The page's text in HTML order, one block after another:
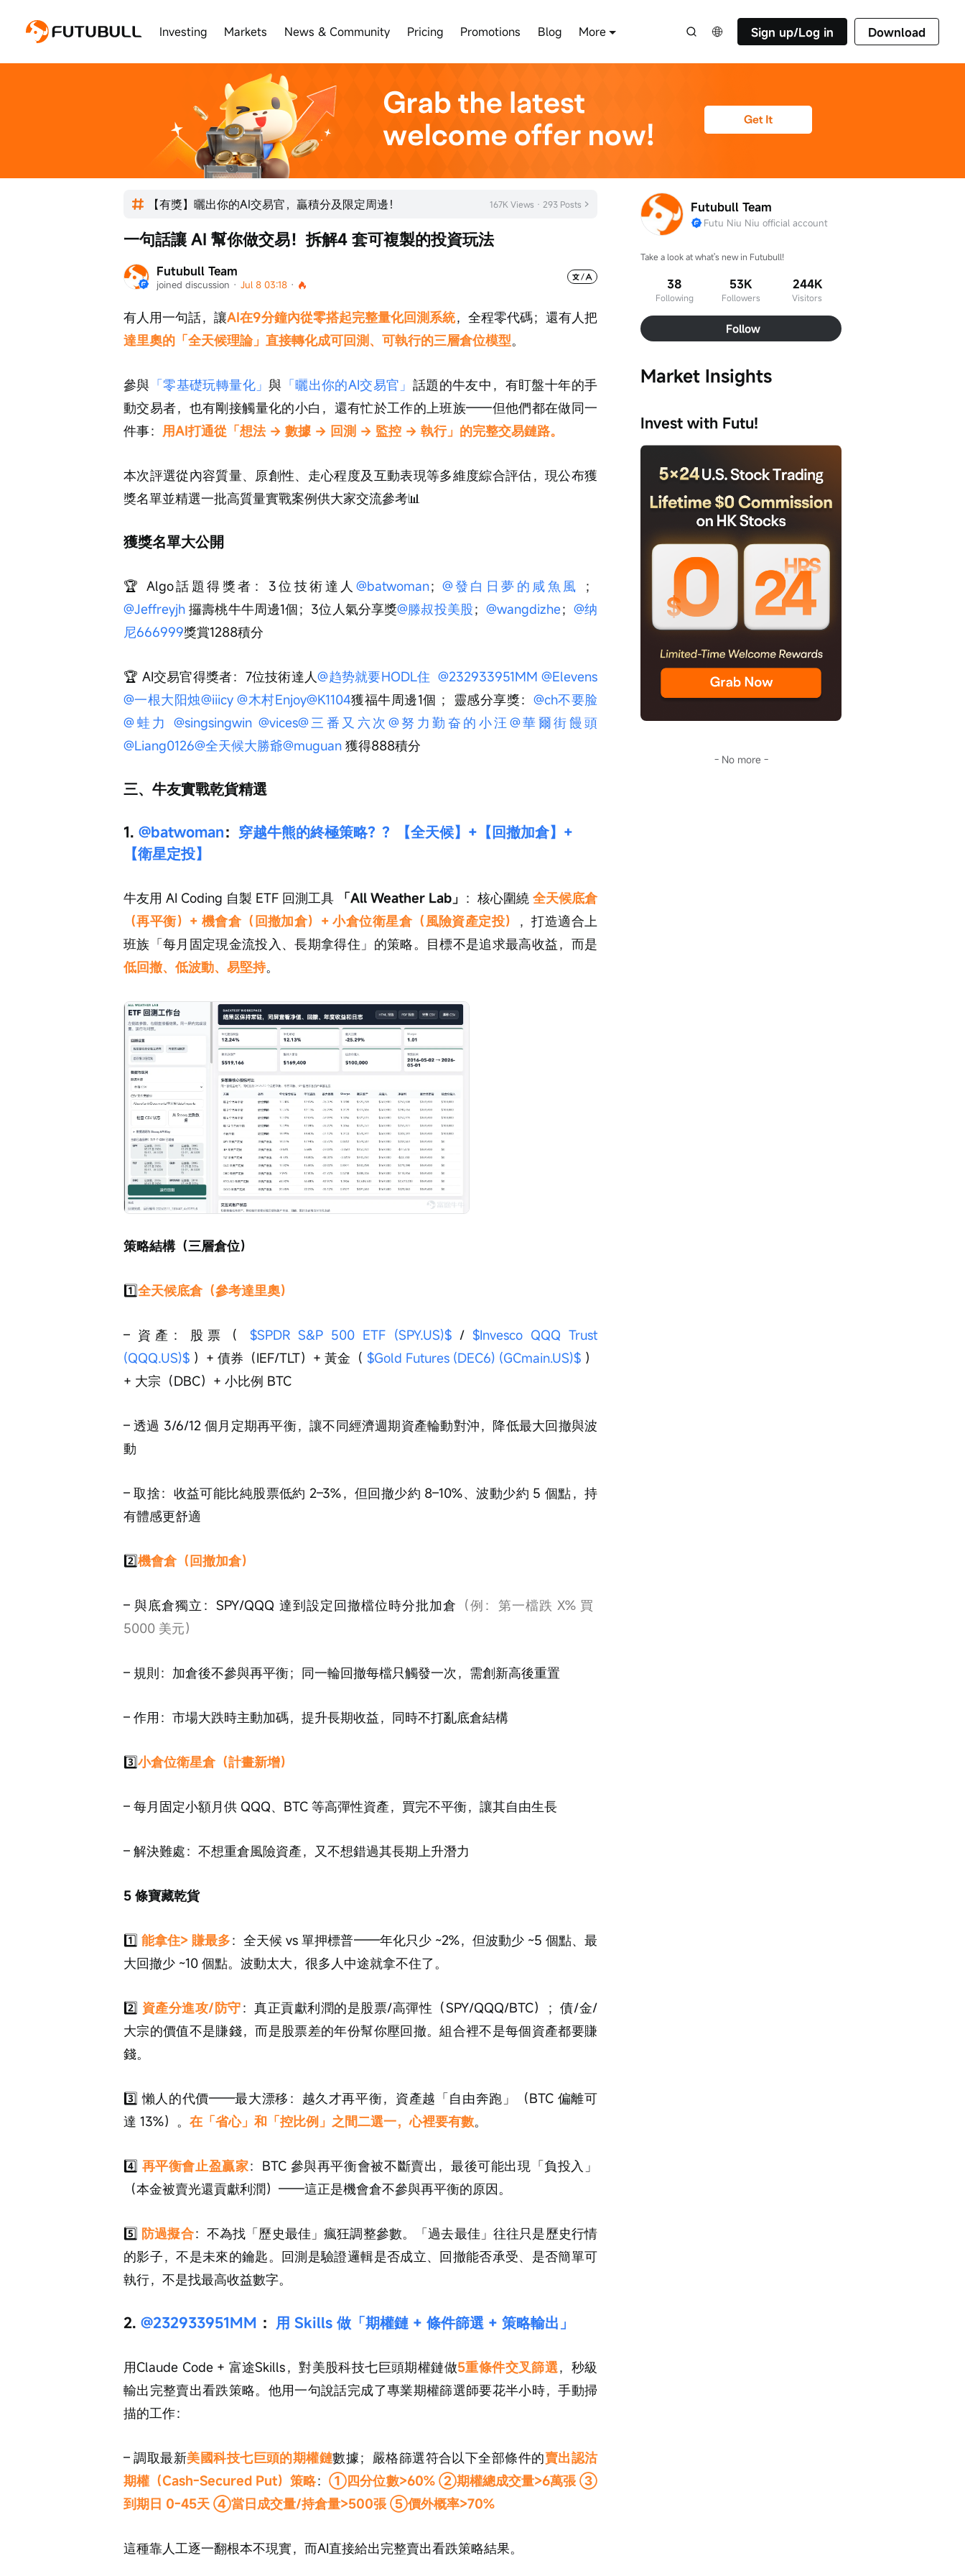
Investing Markets News & Community Pricing Promotions Blog More Sign up/Log in Download
【有獎】曬出你的AI交易官，贏積分及限定周邊！ 167K Views · 293 Posts
Futubull Team
joined discussion · Jul 8 03:18 ·
一句話讓 AI 幫你做交易！拆解4 套可複製的投資玩法
有人用一句話，讓AI在9分鐘內從零搭起完整量化回測系統，全程零代碼；還有人把
達里奧的「全天候理論」直接轉化成可回測、可執行的三層倉位模型。
參與 「零基礎玩轉量化」與 「曬出你的AI交易官」 話題的牛友中，有盯盤十年的手
動交易者，也有剛接觸量化的小白，還有忙於工作的上班族——但他們都在做同一
件事： 用AI打通從「想法 → 數據 → 回測 → 監控 → 執行」的完整交易鏈路。
本次評選從內容質量、原創性、走心程度及互動表現等多維度綜合評估，現公布獲
獎名單並精選一批高質量實戰案例供大家交流參考📊
獲獎名單大公開
🏆 Algo話題得獎者：3位技術達人 @batwoman； @發白日夢的咸魚風
；
@Jeffreyjh 攞壽桃牛牛周邊1個；3位人氣分享獎@滕叔投美股； @wangdizhe； @纳
尼666999獎賞1288積分
🏆 AI交易官得獎者：7位技術達人@趋势就要HODL住 @232933951MM @Elevens
@一根大阳烛@iiicy @木村Enjoy@K1104獲福牛周邊1個 ；靈感分享獎： @ch不要脸
@蛙力 @singsingwin @vices@三番又六次 @努力勤奋的小汪 @華爾街饅頭
@Liang0126@全天候大勝爺@muguan 獲得888積分
三、牛友實戰乾貨精選
1. @batwoman： 穿越牛熊的終極策略？？【全天候】+【回撤加倉】+
【衛星定投】
牛友用 AI Coding 自製 ETF 回測工具 「All Weather Lab」 ：核心圍繞 全天候底倉
（再平衡）+ 機會倉（回撤加倉）+ 小倉位衛星倉（風險資產定投）
，打造適合上
班族「每月固定現金流投入、長期拿得住」的策略。目標不是追求最高收益，而是
低回撤、低波動、易堅持。
策略結構（三層倉位）
1️⃣全天候底倉（參考達里奧）
– 資產：股票（ $SPDR S&P 500 ETF (SPY.US)$ / $Invesco QQQ Trust
(QQQ.US)$ ）+ 債券（IEF/TLT）+ 黃金（ $Gold Futures (DEC6) (GCmain.US)$ ）
+ 大宗（DBC）+ 小比例 BTC
– 透過 3/6/12 個月定期再平衡，讓不同經濟週期資產輪動對沖，降低最大回撤與波
動
– 取捨：收益可能比純股票低約 2–3%，但回撤少約 8–10%、波動少約 5 個點，持
有體感更舒適
2️⃣機會倉（回撤加倉）
– 與底倉獨立：SPY/QQQ 達到設定回撤檔位時分批加倉 （例：第一檔跌 X% 買
5000 美元）
– 規則：加倉後不參與再平衡；同一輪回撤每檔只觸發一次，需創新高後重置
– 作用：市場大跌時主動加碼，提升長期收益，同時不打亂底倉結構
3️⃣小倉位衛星倉（計畫新增）
– 每月固定小額月供 QQQ、BTC 等高彈性資產，買完不平衡，讓其自由生長
– 解決難處：不想重倉風險資產，又不想錯過其長期上升潛力
5 條寶藏乾貨
1️⃣ 能拿住> 賺最多：全天候 vs 單押標普——年化只少 ~2%，但波動少 ~5 個點、最
大回撤少 ~10 個點。波動太大，很多人中途就拿不住了。
2️⃣ 資產分進攻/防守：真正貢獻利潤的是股票/高彈性（SPY/QQQ/BTC）；債/金/
大宗的價值不是賺錢，而是股票差的年份幫你壓回撤。組合裡不是每個資產都要賺
錢。
3️⃣ 懶人的代價——最大漂移：越久才再平衡，資產越「自由奔跑」（BTC 偏離可
達 13%）。 在「省心」和「控比例」之間二選一，心裡要有數。
4️⃣ 再平衡會止盈贏家：BTC 參與再平衡會被不斷賣出，最後可能出現「負投入」
（本金被賣光還貢獻利潤）——這正是機會倉不參與再平衡的原因。
5️⃣ 防過擬合：不為找「歷史最佳」瘋狂調整參數。「過去最佳」往往只是歷史行情
的影子，不是未來的鑰匙。回測是驗證邏輯是否成立、回撤能否承受、是否簡單可
執行，不是找最高收益數字。
2. @232933951MM ： 用 Skills 做「期權鏈 + 條件篩選 + 策略輸出」
用Claude Code + 富途Skills，對美股科技七巨頭期權鏈做5重條件交叉篩選，秒級
輸出完整賣出看跌策略。他用一句說話完成了專業期權篩選師要花半小時，手動掃
描的工作：
– 調取最新美國科技七巨頭的期權鏈數據；嚴格篩選符合以下全部條件的賣出認沽
期權（Cash-Secured Put）策略：①四分位數>60% ②期權總成交量>6萬張 ③
到期日 0-45天 ④當日成交量/持倉量>500張 ⑤價外概率>70%
這種靠人工逐一翻根本不現實，而AI直接給出完整賣出看跌策略結果。
Futubull Team
Futu Niu Niu official account
Take a look at what's new in Futubull!
38
Following
53K
Followers
244K
Visitors
Follow
Market Insights
Invest with Futu!
- No more -